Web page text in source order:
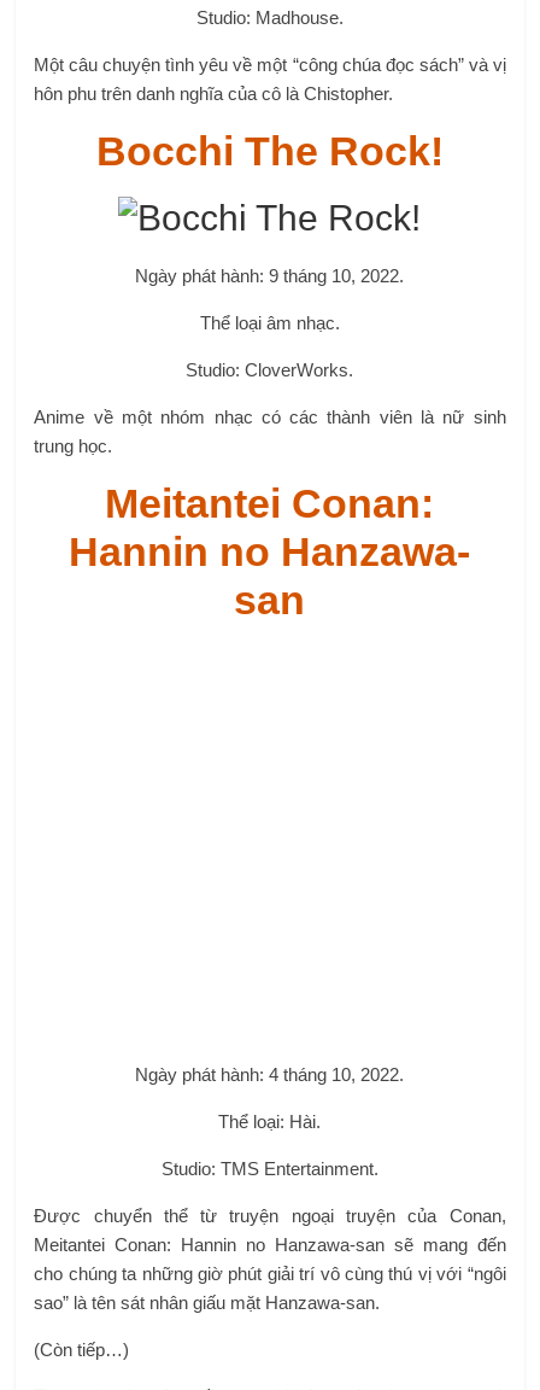
Anime về một nhóm nhạc có các thành viên là nữ sinh
Meitantei Conan:
Hannin no Hanzawa-
san
Ngày phát hành: 4 tháng 10, 2022.
Thể loại: Hài.
Được chuyển thể từ truyện ngoại truyện của Conan,
Meitantei Conan: Hannin no Hanzawa-san sẽ mang đến
cho chúng ta những giờ phút giải trí vô cùng thú vị với “ngôi
sao” là tên sát nhân giấu mặt Hanzawa-san.
Tin sáng 2-10: Lũ ở Đồng bằng sông Cửu Long ở
khỏi thị trường trong 9 tháng
Ngành kinh doanh chăm sóc da! Ngày và lô phát
hành→
Leave a Reply